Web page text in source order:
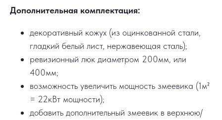
Дополнительная комплектация:
декоративный кожух (из оцинкованной стали,
гладкий белый лист, нержавеющая сталь);
ревизионный люк диаметром 200мм, или
400мм;
возможность увеличить мощность змеевика (1м²
= 22кВт мощности);
добавить дополнительный змеевик в верхнюю/